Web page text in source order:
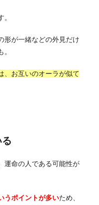
形が一緒などの外見だけ
、お互いのオーラが似て
運命の人である可能性が
うポイントが多いため、